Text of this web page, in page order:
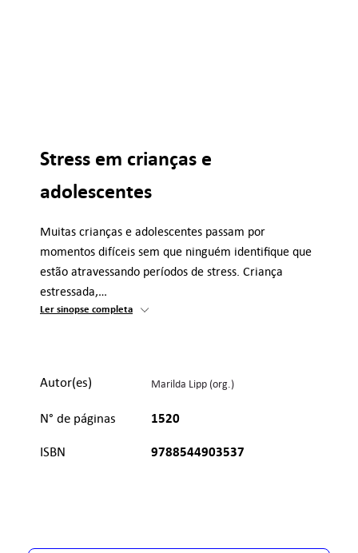
Stress em crianças e
adolescentes
Muitas crianças e adolescentes passam por
momentos difíceis sem que ninguém identifique que
estão atravessando períodos de stress. Criança
estressada,…
Ler sinopse completa
Autor(es) Marilda Lipp (org.)
N° de páginas 1520
ISBN 9788544903537